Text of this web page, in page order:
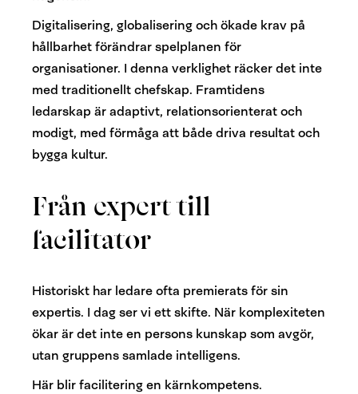
Digitalisering, globalisering och ökade krav på
hållbarhet förändrar spelplanen för
organisationer. I denna verklighet räcker det inte
med traditionellt chefskap. Framtidens
ledarskap är adaptivt, relationsorienterat och
modigt, med förmåga att både driva resultat och
bygga kultur.
Från expert till
facilitator
Historiskt har ledare ofta premierats för sin
expertis. I dag ser vi ett skifte. När komplexiteten
ökar är det inte en persons kunskap som avgör,
utan gruppens samlade intelligens.
Här blir facilitering en kärnkompetens.